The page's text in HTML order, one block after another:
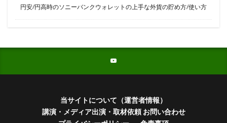
円安/円高時のソニーバンクウォレットの上手な外貨の貯め方/使い方
当サイトについて（運営者情報）
講演・メディア出演・取材依頼 お問い合わせ